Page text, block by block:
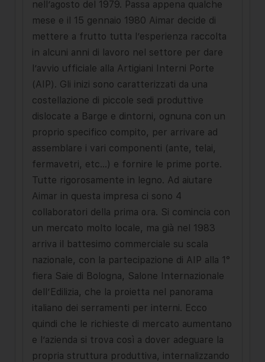
nell’agosto del 1979. Passa appena qualche
mese e il 15 gennaio 1980 Aimar decide di
mettere a frutto tutta l’esperienza raccolta
in alcuni anni di lavoro nel settore per dare
l’avvio ufficiale alla Artigiani Interni Porte
(AIP). Gli inizi sono caratterizzati da una
costellazione di piccole sedi produttive
dislocate a Barge e dintorni, ognuna con un
proprio specifico compito, per arrivare ad
assemblare i vari componenti (ante, telai,
fermavetri, etc…) e fornire le prime porte.
Tutte rigorosamente in legno. Ad aiutare
Aimar in questa impresa ci sono 4
collaboratori della prima ora. Si comincia con
un mercato molto locale, ma già nel 1983
arriva il battesimo commerciale su scala
nazionale, con la partecipazione di AIP alla 1°
fiera Saie di Bologna, Salone Internazionale
dell’Edilizia, che la proietta nel panorama
italiano dei serramenti per interni. Ecco
quindi che le richieste di mercato aumentano
e l’azienda si trova così a dover adeguare la
propria struttura produttiva, internalizzando